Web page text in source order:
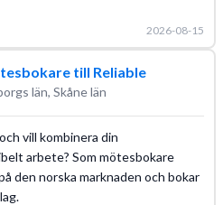
2026-08-15
till Reliable
län, Skåne län
vill kombinera din
arbete? Som mötesbokare
den norska marknaden och bokar